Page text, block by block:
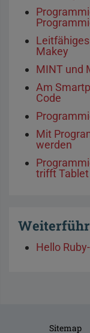
Makey
MINT und
Am
Code
Mit
werden
trifft Tablet
Hello
Sitemap